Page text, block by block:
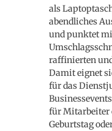
als
abendliches
und punktet
raffinierten
Damit eignet
für das
für Mitarbeiter
Geburtstag